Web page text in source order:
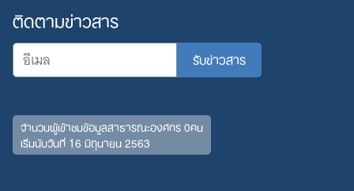
ติดตามข่าวสาร
จำนวนผู้เข้าชมข้อมูลสาธารณะองค์กร 0คน
เริ่มนับวันที่ 16 มิถุนายน 2563